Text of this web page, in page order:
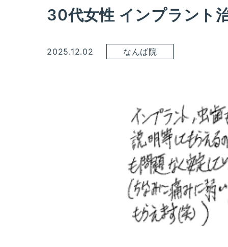
30代女性 インプラント
2025.12.02 なんば院